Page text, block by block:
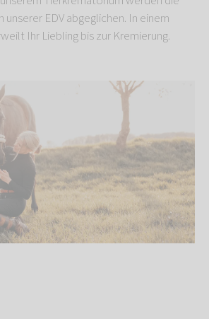
unserer EDV abgeglichen. In einem
Ihr Liebling bis zur Kremierung.